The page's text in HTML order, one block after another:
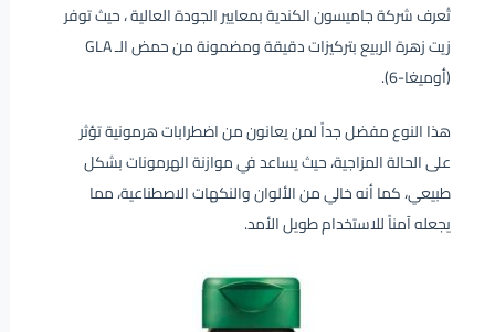
تُعرف شركة جاميسون الكندية بمعايير الجودة العالية ، حيث توفر
زيت زهرة الربيع بتركيزات دقيقة ومضمونة من حمض الـ GLA
(أوميغا-6).
هذا النوع مفضل جداً لمن يعانون من اضطرابات هرمونية تؤثر
على الحالة المزاجية، حيث يساعد في موازنة الهرمونات بشكل
طبيعي، كما أنه خالي من الألوان والنكهات الاصطناعية، مما
يجعله آمناً للاستخدام طويل الأمد.